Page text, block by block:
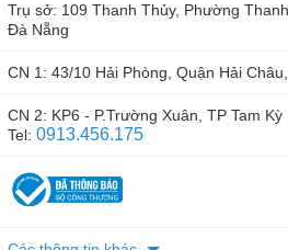
Trụ sở: 109 Thanh Thủy, Phường
Đà Nẵng
CN 1: 43/10 Hải Phòng, Quận Hải
CN 2: KP6 - P.Trường Xuân, TP Tam Kỳ
Tel: 0913.456.175